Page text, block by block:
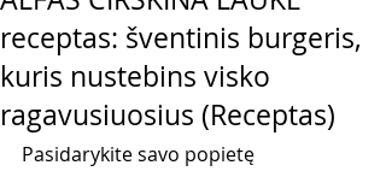
receptas: šventinis burgeris,
kuris nustebins visko
ragavusiuosius (Receptas)
Pasidarykite savo popietę